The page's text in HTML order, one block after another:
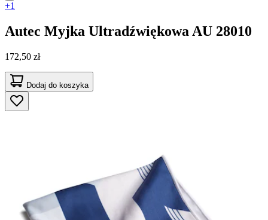
+1
Autec Myjka Ultradźwiękowa AU 28010
172,50 zł
Dodaj do koszyka